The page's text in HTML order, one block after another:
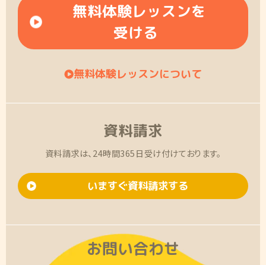
無料体験レッスンを
受ける
無料体験レッスンについて
資料請求
資料請求は、24時間365日受け付けております。
いますぐ資料請求する
お問い合わせ